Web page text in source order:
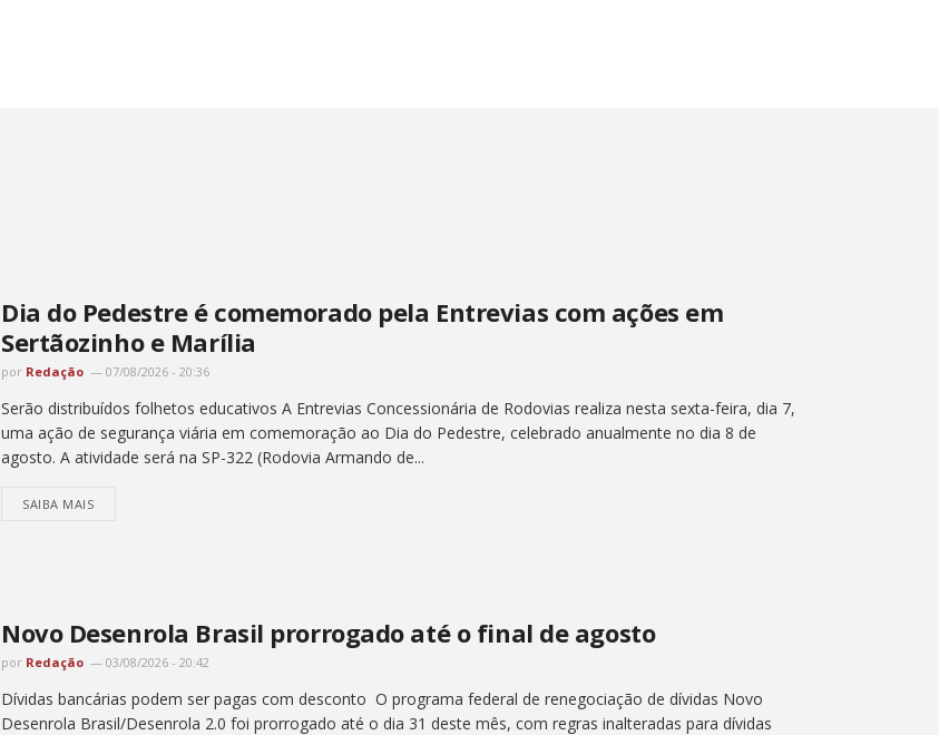
Dia do Pedestre é comemorado pela Entrevias com ações em
Sertãozinho e Marília
por Redação 07/08/2026 - 20:36
Serão distribuídos folhetos educativos A Entrevias Concessionária de Rodovias realiza nesta sexta-feira, dia 7,
uma ação de segurança viária em comemoração ao Dia do Pedestre, celebrado anualmente no dia 8 de
agosto. A atividade será na SP-322 (Rodovia Armando de...
SAIBA MAIS
Novo Desenrola Brasil prorrogado até o final de agosto
por Redação 03/08/2026 - 20:42
Dívidas bancárias podem ser pagas com desconto O programa federal de renegociação de dívidas Novo
Desenrola Brasil/Desenrola 2.0 foi prorrogado até o dia 31 deste mês, com regras inalteradas para dívidas